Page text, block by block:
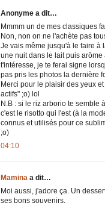
Anonyme a dit…
Mmmm un de mes classiques
Non, non on ne l'achète pas
Je vais même jusqu'à le faire à
une nuit dans le lait puis
t'intéresse, je te ferai signe
pas pris les photos la dernière
Merci pour le plaisir des yeux
actifs" ;o) lol
N.B : si le riz arborio te semble
c'est le risotto qui l'est (à la
connus et utilisés pour ce
;o)
04:10
Mamina a dit…
Moi aussi, j'adore ça. Un
ses bons souvenirs.